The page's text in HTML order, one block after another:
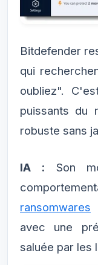
Bitdefender
qui
oubliez".
puissants du
robuste sans
IA : Son
ransomwares
avec une
saluée par les